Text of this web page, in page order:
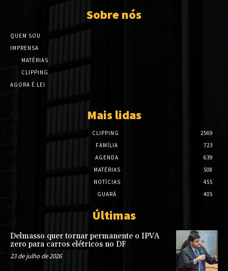
Sobre nós
QUEM SOU
IMPRENSA
MATÉRIAS
CLIPPING
AGORA É LEI
Mais lidas
CLIPPING
2569
FAMÍLIA
723
AGENDA
639
MATÉRIAS
508
NOTÍCIAS
455
GUARÁ
405
Últimas
Delmasso quer tornar permanente o IPVA
zero para carros elétricos no DF
23 de julho de 2026